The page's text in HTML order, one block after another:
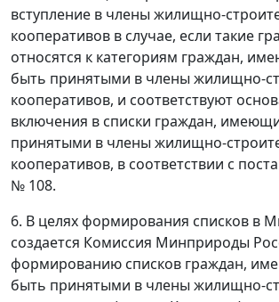
вступление в члены жилищно-
кооперативов в случае, если такие
относятся к категориям граждан,
быть принятыми в члены жилищно-
кооперативов, и соответствуют
включения в списки граждан,
принятыми в члены жилищно-
кооперативов, в соответствии с
№ 108.
6. В целях формирования списков в
создается Комиссия Минприроды
формированию списков граждан,
быть принятыми в члены жилищно-